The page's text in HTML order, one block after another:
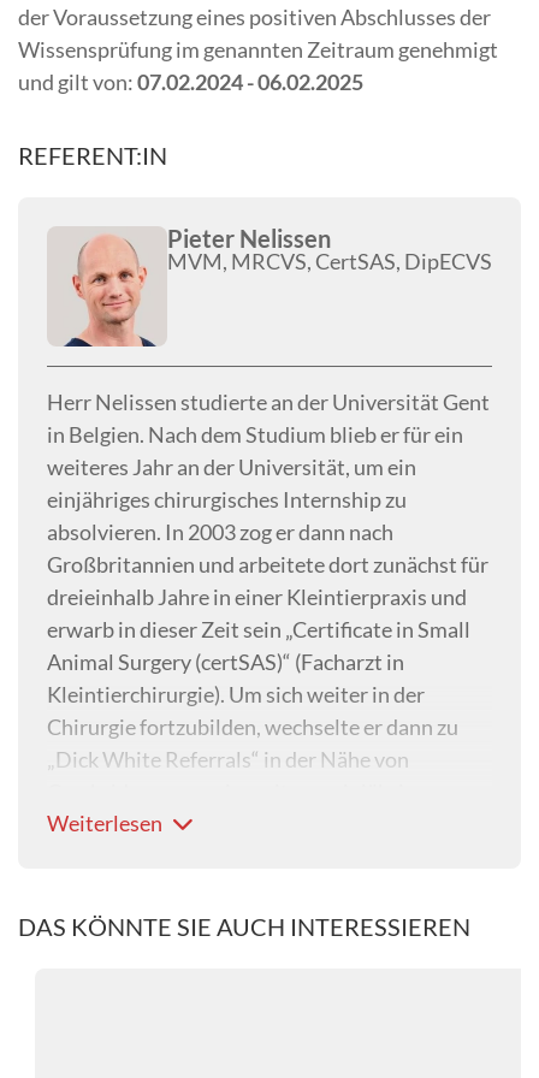
der Voraussetzung eines positiven Abschlusses der
Wissensprüfung im genannten Zeitraum genehmigt
und gilt von:07.02.2024 - 06.02.2025
REFERENT:IN
Pieter Nelissen
MVM, MRCVS, CertSAS, DipECVS
Herr Nelissen studierte an der Universität Gent
in Belgien. Nach dem Studium blieb er für ein
weiteres Jahr an der Universität, um ein
einjähriges chirurgisches Internship zu
absolvieren. In 2003 zog er dann nach
Großbritannien und arbeitete dort zunächst für
dreieinhalb Jahre in einer Kleintierpraxis und
erwarb in dieser Zeit sein „Certificate in Small
Animal Surgery (certSAS)“ (Facharzt in
Kleintierchirurgie). Um sich weiter in der
Chirurgie fortzubilden, wechselte er dann zu
„Dick White Referrals“ in der Nähe von
Internship absolvierte, gefolgt von einer
Oberarzt für Weichteilchirurgie in dieser Klinik
Weiterlesen
DAS KÖNNTE SIE AUCH INTERESSIEREN